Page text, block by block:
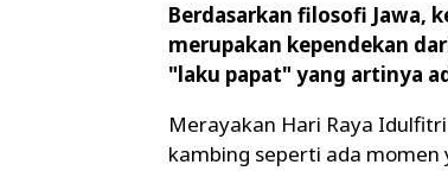
Berdasarkan filosofi Jawa,
merupakan kependekan
"laku papat" yang artinya
Merayakan Hari Raya
kambing seperti ada